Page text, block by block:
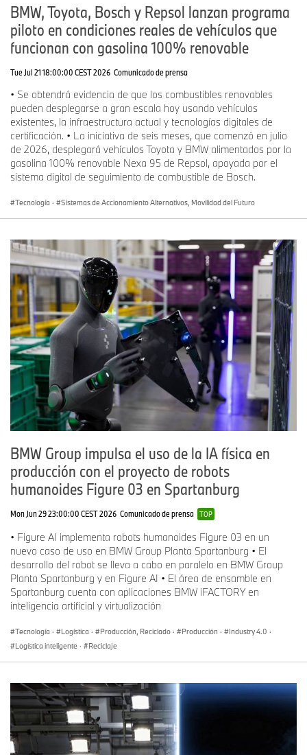
BMW, Toyota, Bosch y Repsol lanzan programa
piloto en condiciones reales de vehículos que
funcionan con gasolina 100% renovable
Tue Jul 21 18:00:00 CEST 2026 Comunicado de prensa
• Se obtendrá evidencia de que los combustibles renovables
pueden desplegarse a gran escala hoy usando vehículos
existentes, la infraestructura actual y tecnologías digitales de
certificación. • La iniciativa de seis meses, que comenzó en julio
de 2026, desplegará vehículos Toyota y BMW alimentados por la
gasolina 100% renovable Nexa 95 de Repsol, apoyada por el
sistema digital de seguimiento de combustible de Bosch.
Tecnología · Sistemas de Accionamiento Alternativos, Movilidad del Futuro
BMW Group impulsa el uso de la IA física en
producción con el proyecto de robots
humanoides Figure 03 en Spartanburg
Mon Jun 29 23:00:00 CEST 2026 Comunicado de prensa TOP
• Figure AI implementa robots humanoides Figure 03 en un
nuevo caso de uso en BMW Group Planta Spartanburg • El
desarrollo del robot se lleva a cabo en paralelo en BMW Group
Planta Spartanburg y en Figure AI • El área de ensamble en
Spartanburg cuenta con aplicaciones BMW iFACTORY en
inteligencia artificial y virtualización
Tecnología · Logística · Producción, Reciclado · Producción · Industry 4.0 ·
Logística inteligente · Reciclaje